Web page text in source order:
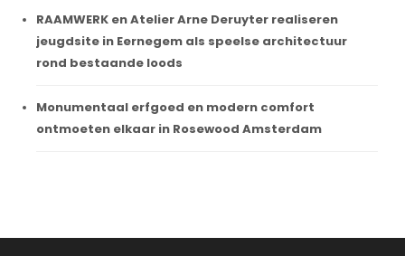
RAAMWERK en Atelier Arne Deruyter realiseren
jeugdsite in Eernegem als speelse architectuur
rond bestaande loods
Monumentaal erfgoed en modern comfort
ontmoeten elkaar in Rosewood Amsterdam